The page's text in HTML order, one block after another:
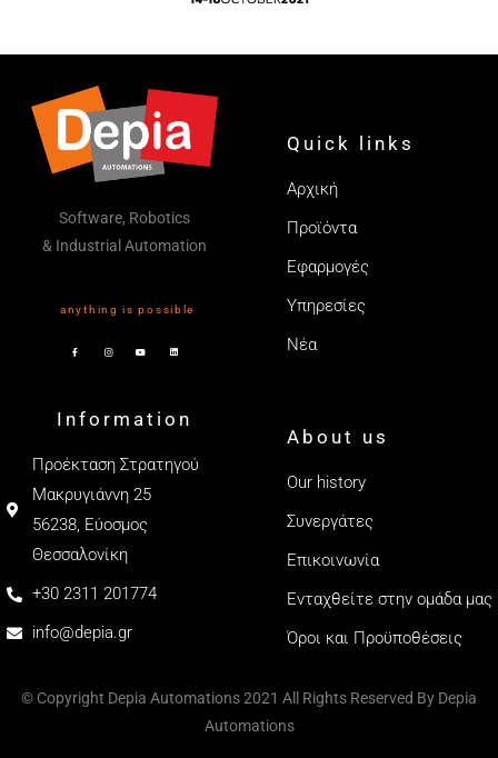
Software, Robotics
& Industrial Automation
anything is possible
Quick links
Αρχική
Προϊόντα
Εφαρμογές
Υπηρεσίες
Νέα
Information
Προέκταση Στρατηγού
Μακρυγιάννη 25
56238, Εύοσμος
Θεσσαλονίκη
+30 2311 201774
info@depia.gr
About us
Our history
Συνεργάτες
Επικοινωνία
Ενταχθείτε στην ομάδα μας
Όροι και Προϋποθέσεις
© Copyright Depia Automations 2021 All Rights Reserved By Depia
Automations